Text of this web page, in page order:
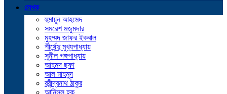
লেখক
হুমায়ূন আহমেদ
সমরেশ মজুমদার
মুহম্মদ জাফর ইকবাল
শীর্ষেন্দু মুখ্যপাধ্যায়
সুনীল গঙ্গপাধ্যায়
আহমদ ছফা
আল মাহমুদ
রবীন্দ্রনাথ ঠাকুর
আনিসুল হক